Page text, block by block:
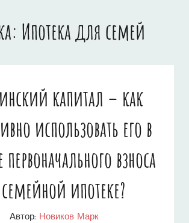
Ипотека для семей
капитал – как
использовать его в
первоначального взноса
ипотеке?
Автор: Новиков Марк